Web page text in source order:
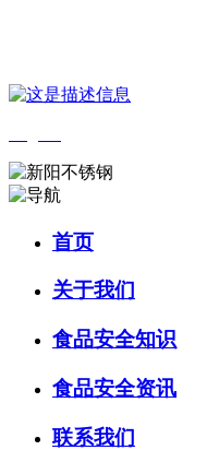
首页
关于我们
食品安全知识
食品安全资讯
联系我们